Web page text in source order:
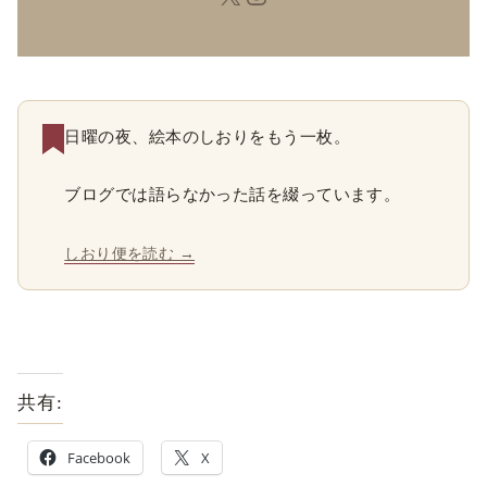
日曜の夜、絵本のしおりをもう一枚。
ブログでは語らなかった話を綴っています。
しおり便を読む →
共有:
Facebook X